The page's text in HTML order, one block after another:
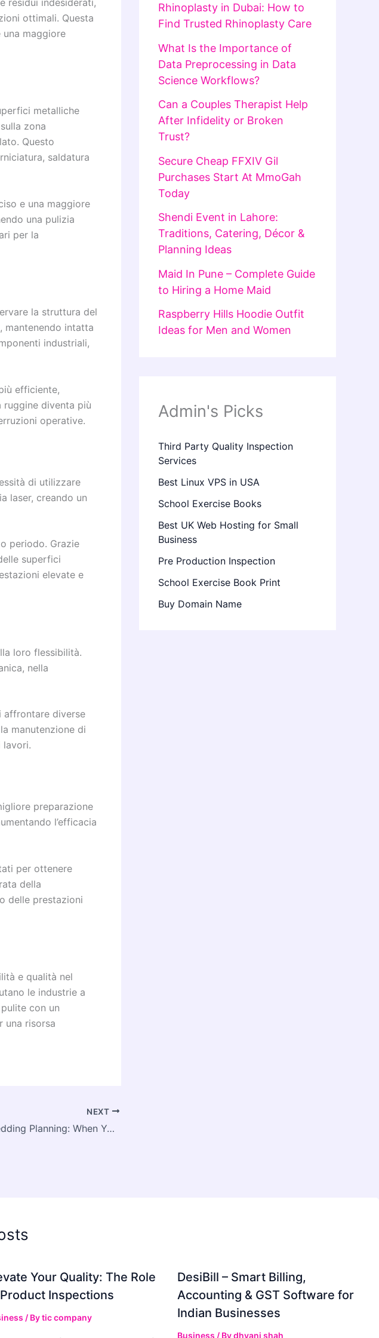
residui indesiderati,
ottimali. Questa
maggiore
metalliche
zona
Questo
saldatura
e una maggiore
una pulizia
per la
la struttura del
mantenendo intatta
industriali,
efficiente,
diventa più
operative.
di utilizzare
laser, creando un
periodo. Grazie
superfici
elevate e
loro flessibilità.
nella
affrontare diverse
manutenzione di
lavori.
preparazione
l’efficacia
per ottenere
della
delle prestazioni
e qualità nel
le industrie a
con un
una risorsa
NEXT
Full-Service Wedding Planning: When You Need It & What to Expect
Rhinoplasty in Dubai: How to
Find Trusted Rhinoplasty Care
What Is the Importance of
Data Preprocessing in Data
Science Workflows?
Can a Couples Therapist Help
After Infidelity or Broken
Trust?
Secure Cheap FFXIV Gil
Purchases Start At MmoGah
Today
Shendi Event in Lahore:
Traditions, Catering, Décor &
Planning Ideas
Maid In Pune – Complete Guide
to Hiring a Home Maid
Raspberry Hills Hoodie Outfit
Ideas for Men and Women
Admin's Picks
Third Party Quality Inspection
Services
Best Linux VPS in USA
School Exercise Books
Best UK Web Hosting for Small
Business
Pre Production Inspection
School Exercise Book Print
Buy Domain Name
Your Quality: The Role
Inspections
/ Bytic company
DesiBill – Smart Billing,
Accounting & GST Software for
Indian Businesses
Business / Bydhvani shah